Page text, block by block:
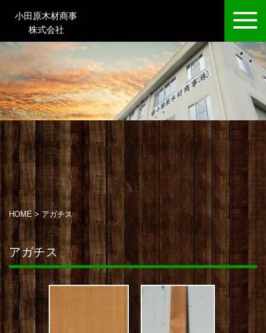
小田原木材商事
株式会社
HOME>アガチス
アガチス